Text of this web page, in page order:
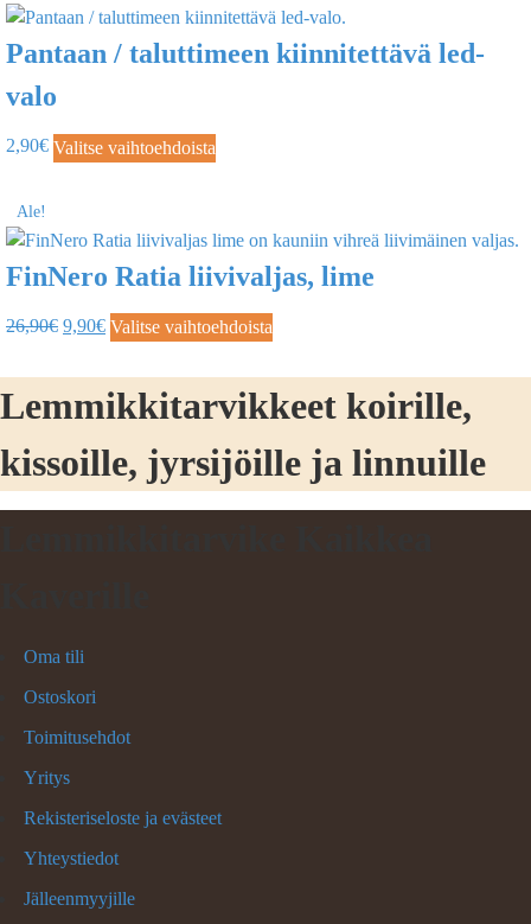
Pantaan / taluttimeen kiinnitettävä led-
valo
2,90€ Valitse vaihtoehdoista
Ale!
FinNero Ratia liivivaljas, lime
26,90€ 9,90€ Valitse vaihtoehdoista
Lemmikkitarvikkeet koirille,
kissoille, jyrsijöille ja linnuille
Oma tili
Ostoskori
Toimitusehdot
Yritys
Rekisteriseloste ja evästeet
Yhteystiedot
Jälleenmyyjille